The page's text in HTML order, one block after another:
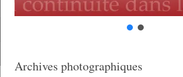
Archives photographiques